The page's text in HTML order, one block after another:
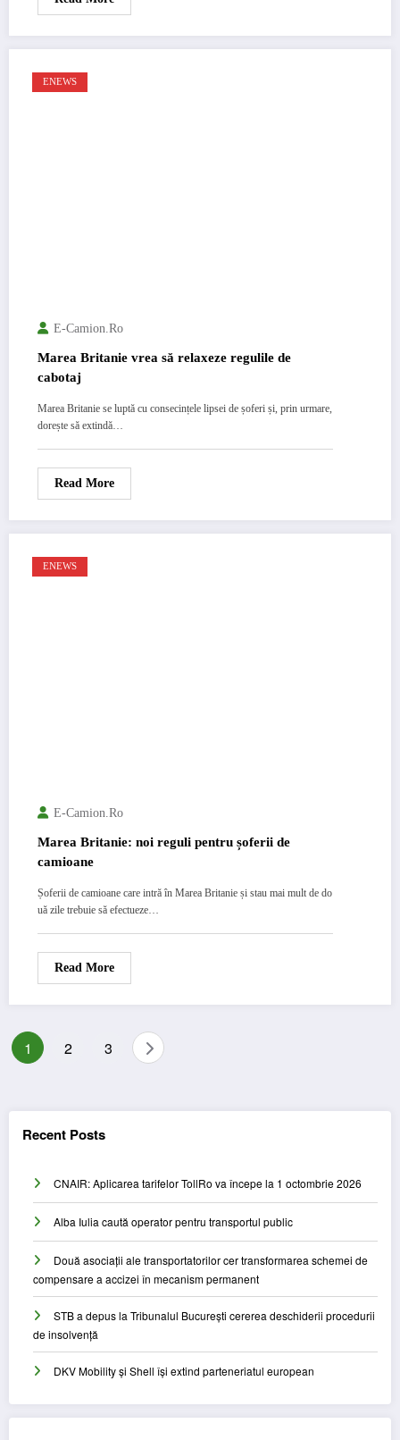
ENEWS
E-Camion.ro
Marea Britanie vrea să relaxeze regulile de
cabotaj
Marea Britanie se luptă cu consecințele lipsei de șoferi și, prin urmare,
dorește să extindă…
Read More
ENEWS
E-Camion.ro
Marea Britanie: noi reguli pentru șoferii de
camioane
Șoferii de camioane care intră în Marea Britanie și stau mai mult de do
uă zile trebuie să efectueze…
Read More
Posts
1 2 3
Recent Posts
CNAIR: Aplicarea tarifelor TollRo va începe la 1 octombrie 2026
Alba Iulia caută operator pentru transportul public
Două asociații ale transportatorilor cer transformarea schemei de
compensare a accizei în mecanism permanent
STB a depus la Tribunalul București cererea deschiderii procedurii
de insolvență
DKV Mobility și Shell își extind parteneriatul european